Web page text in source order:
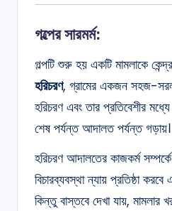
গল্পের সারমর্ম:
গল্পটি শুরু হয় একটি মামলাকে
হরিচরণ, গ্রামের একজন সহজ-
হরিচরণ এবং তার প্রতিবেশীর
শেষ পর্যন্ত আদালত পর্যন্ত গড়ায়।
হরিচরণ আদালতের কাজকর্ম
বিচারব্যবস্থা ন্যায় প্রতিষ্ঠা করবে
কিন্তু বাস্তবে দেখা যায়, মামলার